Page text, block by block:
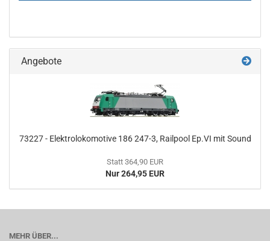
Angebote
73227 - Elektrolokomotive 186 247-3, Railpool Ep.VI mit Sound
Statt 364,90 EUR
Nur 264,95 EUR
MEHR ÜBER...